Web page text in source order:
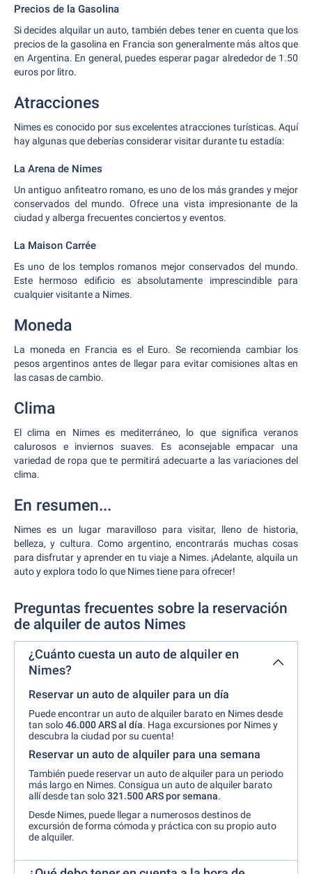
Precios de la Gasolina
Si decides alquilar un auto, también debes tener en cuenta que los
precios de la gasolina en Francia son generalmente más altos que
en Argentina. En general, puedes esperar pagar alrededor de 1.50
euros por litro.
Atracciones
Nimes es conocido por sus excelentes atracciones turísticas. Aquí
hay algunas que deberías considerar visitar durante tu estadía:
La Arena de Nimes
Un antiguo anfiteatro romano, es uno de los más grandes y mejor
conservados del mundo. Ofrece una vista impresionante de la
ciudad y alberga frecuentes conciertos y eventos.
La Maison Carrée
Es uno de los templos romanos mejor conservados del mundo.
Este hermoso edificio es absolutamente imprescindible para
cualquier visitante a Nimes.
Moneda
La moneda en Francia es el Euro. Se recomienda cambiar los
pesos argentinos antes de llegar para evitar comisiones altas en
las casas de cambio.
Clima
El clima en Nimes es mediterráneo, lo que significa veranos
calurosos e inviernos suaves. Es aconsejable empacar una
variedad de ropa que te permitirá adecuarte a las variaciones del
clima.
En resumen...
Nimes es un lugar maravilloso para visitar, lleno de historia,
belleza, y cultura. Como argentino, encontrarás muchas cosas
para disfrutar y aprender en tu viaje a Nimes. ¡Adelante, alquila un
auto y explora todo lo que Nimes tiene para ofrecer!
Preguntas frecuentes sobre la reservación
de alquiler de autos Nimes
¿Cuánto cuesta un auto de alquiler en
Nimes?
Reservar un auto de alquiler para un día
Puede encontrar un auto de alquiler barato en Nimes desde
tan solo46.000 ARS al día. Haga excursiones por Nimes y
descubra la ciudad por su cuenta!
Reservar un auto de alquiler para una semana
También puede reservar un auto de alquiler para un periodo
más largo en Nimes. Consigua un auto de alquiler barato
allí desde tan solo321.500 ARS porsemana.
Desde Nimes, puede llegar a numerosos destinos de
excursión de forma cómoda y práctica con su propio auto
de alquiler.